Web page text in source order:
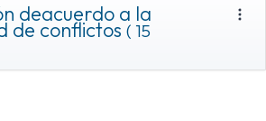
deacuerdo a la
de conflictos ( 15